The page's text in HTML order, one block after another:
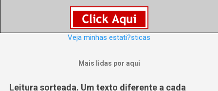
Veja minhas estati?sticas
Mais lidas por aqui
Leitura sorteada. Um texto diferente a cada